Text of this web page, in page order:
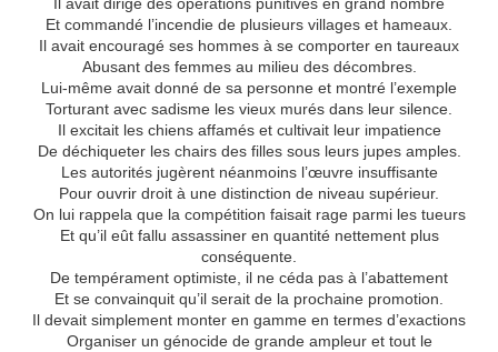
Et commandé l’incendie de plusieurs villages et hameaux.
Il avait encouragé ses hommes à se comporter en taureaux
Abusant des femmes au milieu des décombres.
Lui-même avait donné de sa personne et montré l’exemple
Torturant avec sadisme les vieux murés dans leur silence.
Il excitait les chiens affamés et cultivait leur impatience
De déchiqueter les chairs des filles sous leurs jupes amples.
Les autorités jugèrent néanmoins l’œuvre insuffisante
Pour ouvrir droit à une distinction de niveau supérieur.
On lui rappela que la compétition faisait rage parmi les tueurs
Et qu’il eût fallu assassiner en quantité nettement plus
conséquente.
De tempérament optimiste, il ne céda pas à l’abattement
Et se convainquit qu’il serait de la prochaine promotion.
Il devait simplement monter en gamme en termes d’exactions
Organiser un génocide de grande ampleur et tout le